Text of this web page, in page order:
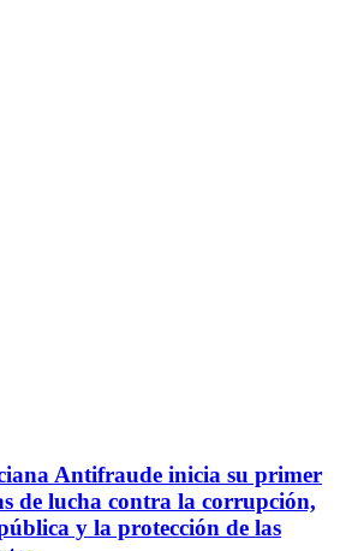
Antifraude inicia su primer
de lucha contra la corrupción,
y la protección de las